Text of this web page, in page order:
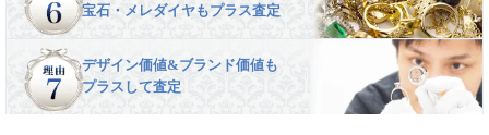
宝石・メレダイヤもプラス査定
デザイン価値&ブランド価値も
プラスして査定